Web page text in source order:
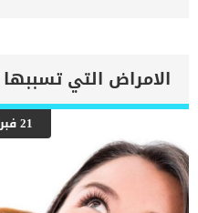
تكوين شخصية القط الاحتماعى هو
لانها ستكون نافذته الاولى
الوقت تقريبًا ، تبدأ القطط
البشر وكلبك واى حيوان أليف
سلوكيات القطط : لماذا
اجتماعية ؟ حاول دائما ان تطلعها
بالتدريج. يرفض الاطفال من القطط
قطتك تصرخ وتعول عندما تقوم
للسفر.
21 فبراير 2018